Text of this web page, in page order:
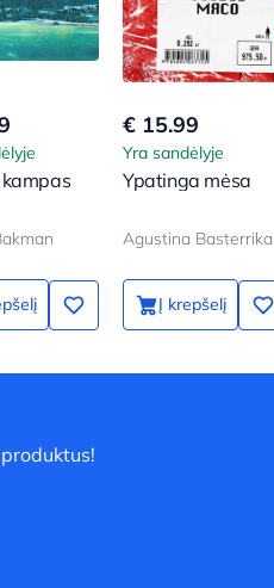
€ 15.99
Yra sandėlyje
Ypatinga mėsa
Agustina Basterrika
Į krepšelį